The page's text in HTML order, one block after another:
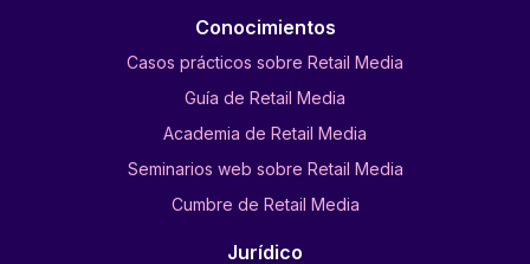
Conocimientos
Casos prácticos sobre Retail Media
Guía de Retail Media
Academia de Retail Media
Seminarios web sobre Retail Media
Cumbre de Retail Media
Jurídico